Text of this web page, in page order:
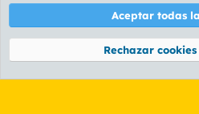
Términos y reglas
Community platform by XenForo® © 2010-
Aceptar todas
Rechazar